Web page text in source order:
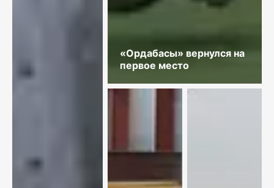
«Ордабасы» вернулся на
первое место